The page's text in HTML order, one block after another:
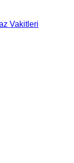
Vakitleri